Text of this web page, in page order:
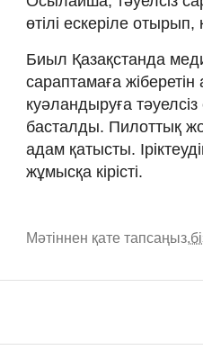
өтілі ескеріле
Биыл Қазақстанда
сараптамаға
куәландыруға
басталды. Пилоттық
адам қатысты.
жұмысқа кірісті.
Мәтіннен қате тапсаңыз,